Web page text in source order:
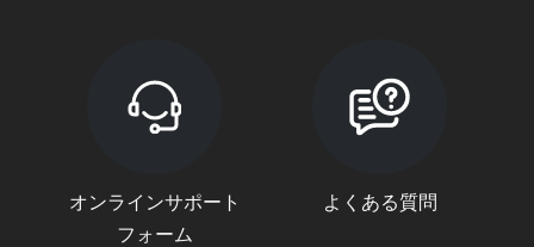
オンラインサポート
フォーム
よくある質問